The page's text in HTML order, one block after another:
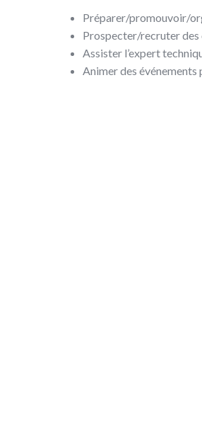
Préparer/promouvoir/
Prospecter/recruter des
Assister l’expert
Animer des événements